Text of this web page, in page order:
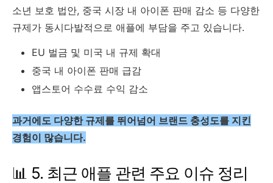
소년 보호 법안, 중국 시장 내 아이폰 판매 감소 등 다양한
규제가 동시다발적으로 애플에 부담을 주고 있습니다.
EU 벌금 및 미국 내 규제 확대
중국 내 아이폰 판매 급감
앱스토어 수수료 수익 감소
과거에도 다양한 규제를 뛰어넘어 브랜드 충성도를 지킨
경험이 많습니다.
📊 5. 최근 애플 관련 주요 이슈 정리